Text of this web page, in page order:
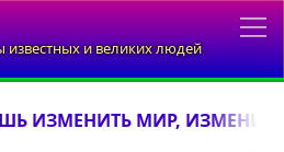
и великих людей
ИЗМЕНИТЬ МИР, ИЗМЕНИ